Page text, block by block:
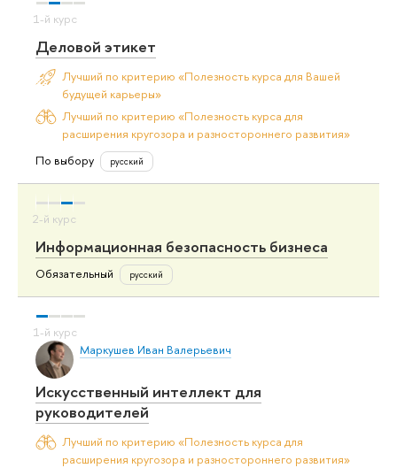
Деловой этикет
Лучший по критерию «Полезность курса для Вашей
будущей карьеры»
Лучший по критерию «Полезность курса для
расширения кругозора и разностороннего развития»
По выбору
русский
Информационная безопасность бизнеса
Обязательный русский
Маркушев Иван Валерьевич
Искусственный интеллект для
руководителей
Лучший по критерию «Полезность курса для
расширения кругозора и разностороннего развития»